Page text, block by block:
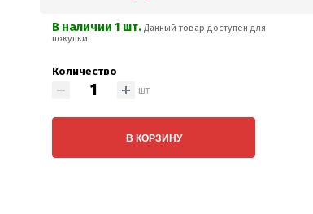
В наличии 1 шт.Данный товар доступен для
покупки.
Количество
шт
В КОРЗИНУ